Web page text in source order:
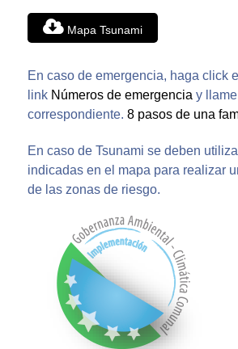
Mapa Tsunami
En caso de emergencia, haga click
link Números de emergencia y
correspondiente. 8 pasos de una
En caso de Tsunami se deben
indicadas en el mapa para realizar
de las zonas de riesgo.